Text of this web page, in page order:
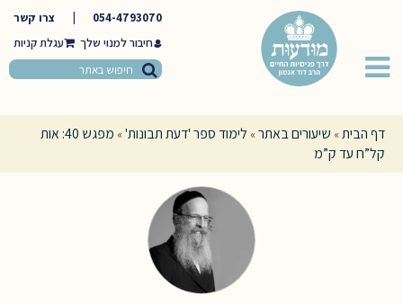
054-4793070
צרו קשר
חיבור למנוי שלך
דף הבית» שיעורים באתר» לימוד ספר 'דעת תבונות'»
מפגש 40: אות
קל”ח עד ק”מ